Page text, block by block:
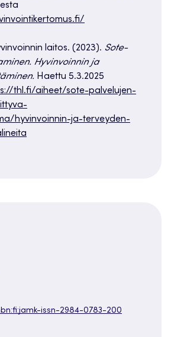
laitos. (2023). Sote-
Hyvinvoinnin ja
Haettu 5.3.2025
thl.fi/aiheet/sote-palvelujen-
hyvinvoinnin-ja-terveyden-
issn-2984-0783-200